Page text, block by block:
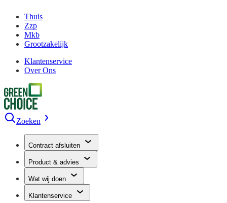
Thuis
Zzp
Mkb
Grootzakelijk
Klantenservice
Over Ons
Zoeken
Contract afsluiten
Product & advies
Wat wij doen
Klantenservice